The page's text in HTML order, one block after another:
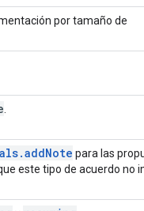
por tamaño de
para las
este tipo de acuerdo no